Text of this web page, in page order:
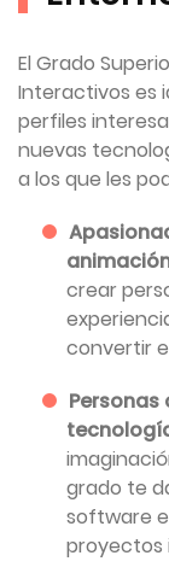
El Grado
Interactivos es
perfiles
nuevas
a los que les
crear
convertir
grado te
software
proyectos